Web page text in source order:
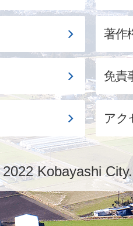
著作
免責
アク
Kobayashi